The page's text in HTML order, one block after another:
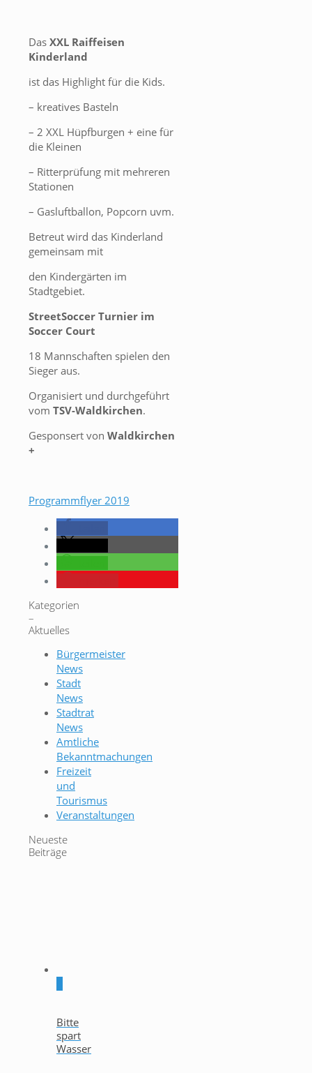
Das XXL Raiffeisen
Kinderland
ist das Highlight für die Kids.
– kreatives Basteln
– 2 XXL Hüpfburgen + eine für
die Kleinen
– Ritterprüfung mit mehreren
Stationen
– Gasluftballon, Popcorn uvm.
Betreut wird das Kinderland
gemeinsam mit
den Kindergärten im
Stadtgebiet.
StreetSoccer Turnier im
Soccer Court
18 Mannschaften spielen den
Sieger aus.
Organisiert und durchgeführt
vom TSV-Waldkirchen.
Gesponsert von Waldkirchen
+
Programmflyer 2019
Kategorien
–
Aktuelles
Bürgermeister
News
Stadt
News
Stadtrat
News
Amtliche
Bekanntmachungen
Freizeit
und
Tourismus
Veranstaltungen
Neueste
Beiträge
Bitte
spart
Wasser